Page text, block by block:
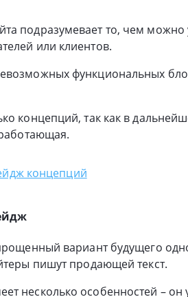
подразумевает то, чем можно
или клиентов.
функциональных
концепций, так как в
концепций
вариант будущего
пишут продающей текст.
несколько особенностей –